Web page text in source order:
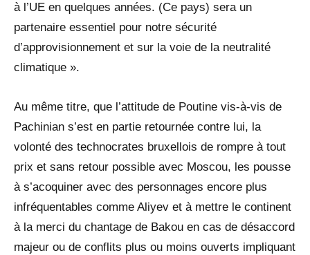
à l’UE en quelques années. (Ce pays) sera un
partenaire essentiel pour notre sécurité
d’approvisionnement et sur la voie de la neutralité
climatique ».
Au même titre, que l’attitude de Poutine vis-à-vis de
Pachinian s’est en partie retournée contre lui, la
volonté des technocrates bruxellois de rompre à tout
prix et sans retour possible avec Moscou, les pousse
à s’acoquiner avec des personnages encore plus
infréquentables comme Aliyev et à mettre le continent
à la merci du chantage de Bakou en cas de désaccord
majeur ou de conflits plus ou moins ouverts impliquant